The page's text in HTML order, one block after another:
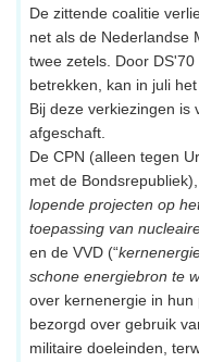
De zittende coalitie
net als de Nederlandse
twee zetels. Door
betrekken, kan in juli
Bij deze verkiezingen is
afgeschaft.
De CPN (alleen tegen
met de Bondsrepubliek),
lopende projecten op
toepassing van
en de VVD (“
schone energiebron te
over kernenergie in hun
bezorgd over gebruik
militaire doeleinden,